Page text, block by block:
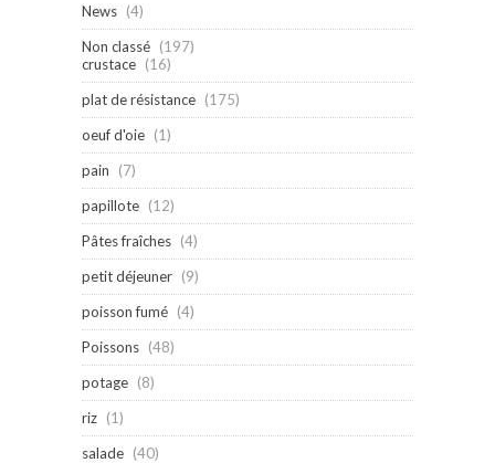
News (4)
Non classé (197)
crustace (16)
plat de résistance (175)
oeuf d'oie (1)
pain
(7)
papillote (12)
Pâtes fraîches (4)
petit déjeuner (9)
poisson fumé (4)
Poissons (48)
potage (8)
riz (1)
salade (40)